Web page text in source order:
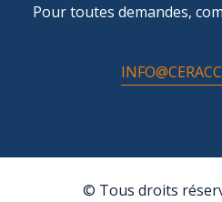
Pour toutes demandes,
© Tous droits